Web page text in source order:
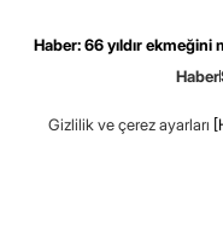
Haber: 66 yıldır ekmeğini
Haber
Gizlilik ve çerez ayarları